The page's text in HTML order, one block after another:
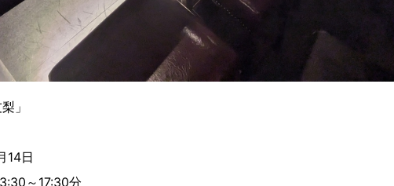
」
14日
～17:30分